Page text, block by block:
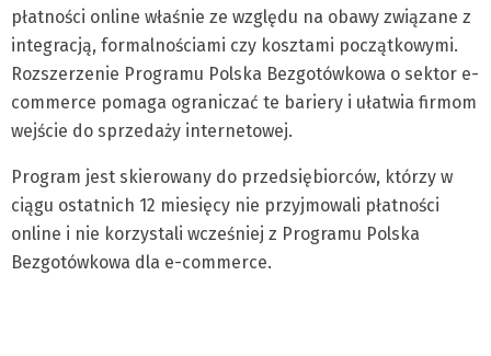
płatności online właśnie ze względu na obawy związane z
integracją, formalnościami czy kosztami początkowymi.
Rozszerzenie Programu Polska Bezgotówkowa o sektor e-
commerce pomaga ograniczać te bariery i ułatwia firmom
wejście do sprzedaży internetowej.
Program jest skierowany do przedsiębiorców, którzy w
ciągu ostatnich 12 miesięcy nie przyjmowali płatności
online i nie korzystali wcześniej z Programu Polska
Bezgotówkowa dla e-commerce.